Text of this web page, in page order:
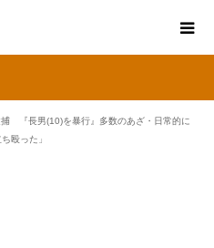
『長男(10)を暴行』多数のあざ・日常的に
殴った」